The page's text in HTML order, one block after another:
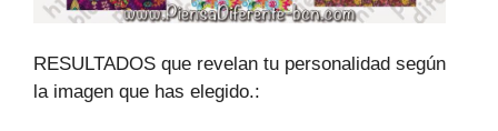
RESULTADOS que revelan tu personalidad según
la imagen que has elegido.: